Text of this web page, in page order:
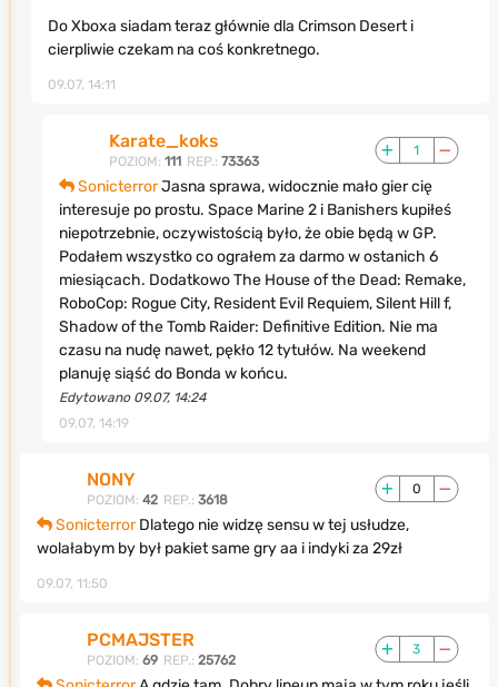
Do Xboxa siadam teraz głównie dla Crimson Desert i
cierpliwie czekam na coś konkretnego.
09.07, 14:11
Karate_koks
POZIOM: 111 REP.: 73363
1
SonicterrorJasna sprawa, widocznie mało gier cię
interesuje po prostu. Space Marine 2 i Banishers kupiłeś
niepotrzebnie, oczywistością było, że obie będą w GP.
Podałem wszystko co ograłem za darmo w ostanich 6
miesiącach. Dodatkowo The House of the Dead: Remake,
RoboCop: Rogue City, Resident Evil Requiem, Silent Hill f,
Shadow of the Tomb Raider: Definitive Edition. Nie ma
czasu na nudę nawet, pękło 12 tytułów. Na weekend
planuję siąść do Bonda w końcu.
Edytowano 09.07, 14:24
09.07, 14:19
NONY
POZIOM: 42 REP.: 3618
0
SonicterrorDlatego nie widzę sensu w tej usłudze,
wolałabym by był pakiet same gry aa i indyki za 29zł
09.07, 11:50
PCMAJSTER
POZIOM: 69 REP.: 25762
3